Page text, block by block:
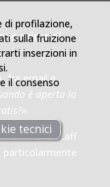
prima di
fra email e
è aperta la
».
di uno staff
di profilazione,
sulla fruizione
inserzioni in
il consenso
tecnici